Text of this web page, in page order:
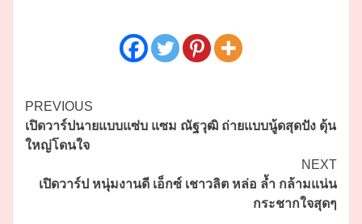
Continue
Reading
PREVIOUS
เปิดวาร์ปนายแบบแซ่บ แซม ณัฐวุฒิ ถ่ายแบบนู้ดสุดปัง ดุ้น
ใหญ่โดนใจ
NEXT
เปิดวาร์ป หนุ่มงานดี เอ็กซ์ เชาวลิต หล่อ ล้ำ กล้ามแน่น
กระชากใจสุดๆ